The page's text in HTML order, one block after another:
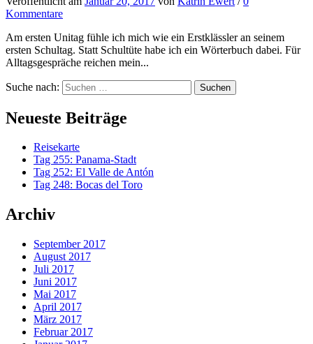
Kommentare
Am ersten Unitag fühle ich mich wie ein Erstklässler an seinem
ersten Schultag. Statt Schultüte habe ich ein Wörterbuch dabei. Für
Alltagsgespräche reichen mein...
Suche nach:
Neueste Beiträge
Reisekarte
Tag 255: Panama-Stadt
Tag 252: El Valle de Antón
Tag 248: Bocas del Toro
Archiv
September 2017
August 2017
Juli 2017
Juni 2017
Mai 2017
April 2017
März 2017
Februar 2017